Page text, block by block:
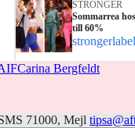
STRONGER
Sommarrea
till 60%
Carina Bergfeldt
71000, Mejl